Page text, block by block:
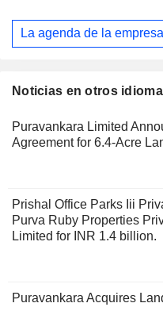
Noticias en otros
Puravankara Limited
Agreement for 6.4-Acre
Prishal Office Parks Iii
Purva Ruby Properties
Limited for INR 1.4 billion.
Puravankara Acquires
La agenda de la empresa